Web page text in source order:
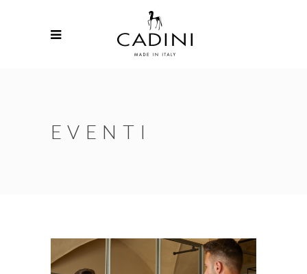
EVENTI